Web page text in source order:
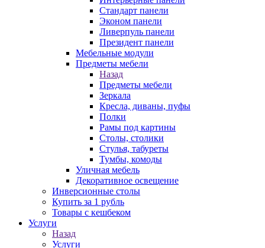
Стандарт панели
Эконом панели
Ливерпуль панели
Президент панели
Мебельные модули
Предметы мебели
Назад
Предметы мебели
Зеркала
Кресла, диваны, пуфы
Полки
Рамы под картины
Столы, столики
Стулья, табуреты
Тумбы, комоды
Уличная мебель
Декоративное освещение
Инверсионные столы
Купить за 1 рубль
Товары с кешбеком
Услуги
Назад
Услуги